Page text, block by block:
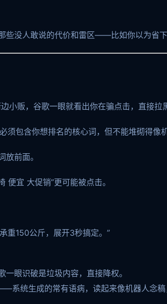
没人敢说的代价和雷区——比如你以为省下
小贩，谷歌一眼就看出你在骗点击，直接拉
包含你想排名的核心词，但不能堆砌得像机
前面。
便宜 大促销”更可能被点击。
重150公斤，展开3秒搞定。”
眼识破是垃圾内容，直接降权。
系统生成的常有语病，读起来像机器人念稿